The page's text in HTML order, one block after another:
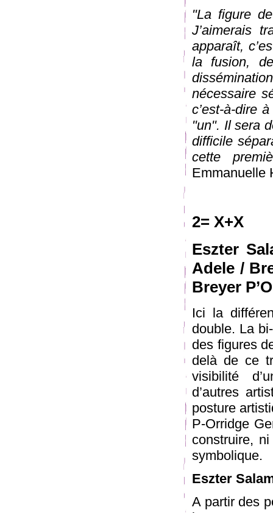
"La figure
J’aimerais
apparaît,
la fusion,
nécessaire
c’est-à-dire
"un". Il sera
difficile
cette
Emmanuelle
2= X+X
Eszter
Adele /
Breyer
Ici la
double. La
des figures
delà de ce
visibilité
d’autres
posture
P-Orridge
construire,
symbolique.
Eszter
A partir des